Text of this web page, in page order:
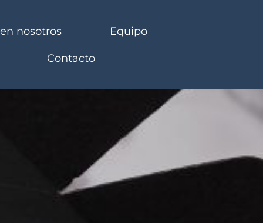
nosotros Equipo
Contacto